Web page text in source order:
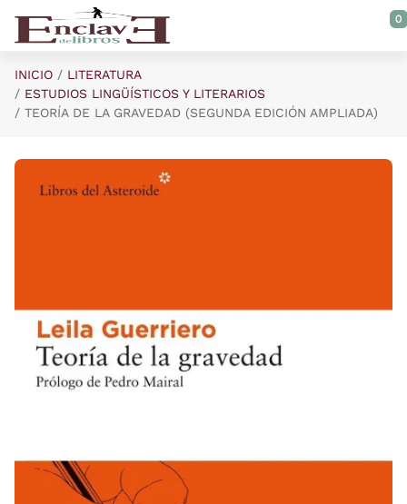
Saltar al contenido principal
0
INICIO
LITERATURA
ESTUDIOS LINGÜÍSTICOS Y LITERARIOS
TEORÍA DE LA GRAVEDAD (SEGUNDA EDICIÓN AMPLIADA)